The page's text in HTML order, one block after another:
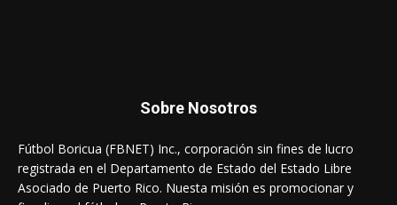
Sobre Nosotros
Fútbol Boricua (FBNET) Inc., corporación sin fines de lucro
registrada en el Departamento de Estado del Estado Libre
Asociado de Puerto Rico. Nuesta misión es promocionar y